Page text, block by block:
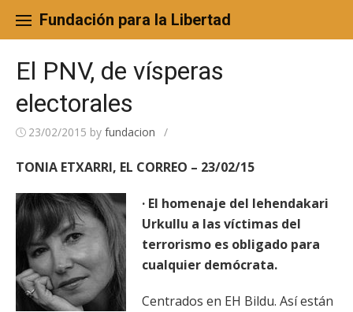
content
Fundación para la Libertad
El PNV, de vísperas
electorales
23/02/2015 by fundacion /
TONIA ETXARRI, EL CORREO – 23/02/15
· El homenaje del lehendakari
Urkullu a las víctimas del
terrorismo es obligado para
cualquier demócrata.
Centrados en EH Bildu. Así están